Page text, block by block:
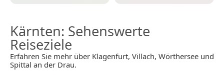
Kärnten: Sehenswerte
Reiseziele
Erfahren Sie mehr über Klagenfurt, Villach, Wörthersee und
Spittal an der Drau.